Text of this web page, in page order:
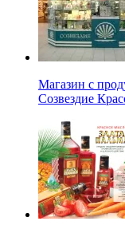
Магазин с
Созвездие